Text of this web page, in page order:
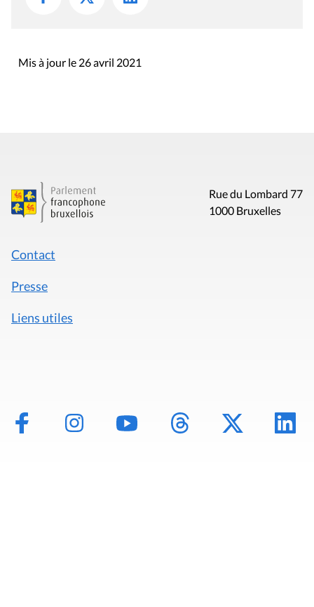
Mis à jour le 26 avril 2021
Rue du Lombard 77
1000 Bruxelles
Contact
Presse
Liens utiles